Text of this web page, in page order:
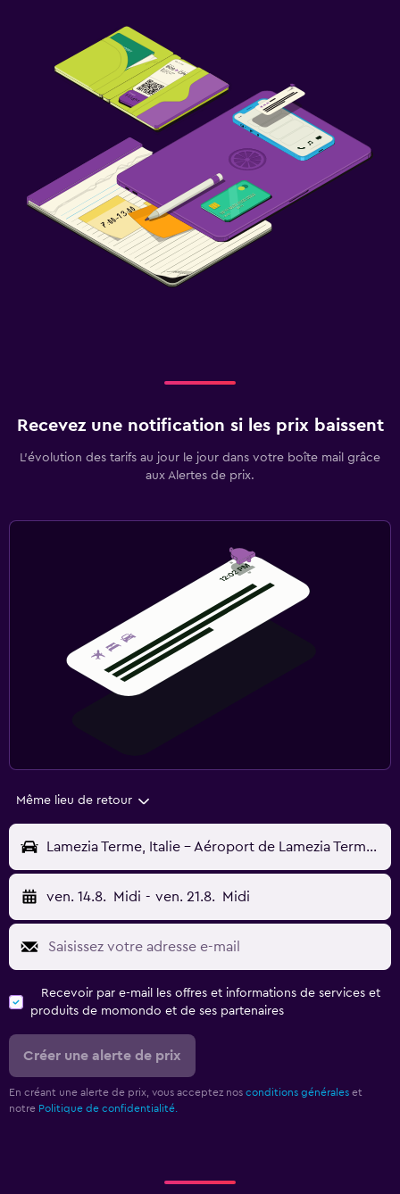
Recevez une notification si les prix baissent
L’évolution des tarifs au jour le jour dans votre boîte mail grâce
aux Alertes de prix.
Même lieu de retour
Lamezia Terme, Italie - Aéroport de Lamezia Terme (SUF)
ven. 14.8. Midi - ven. 21.8. Midi
Recevoir par e-mail les offres et informations de services et
produits de momondo et de ses partenaires
Créer une alerte de prix
En créant une alerte de prix, vous acceptez nos conditions générales et
notre Politique de confidentialité.